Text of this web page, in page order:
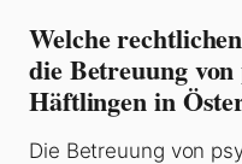
Welche
die Betreuung
Häftlingen in
Die Betreuung von